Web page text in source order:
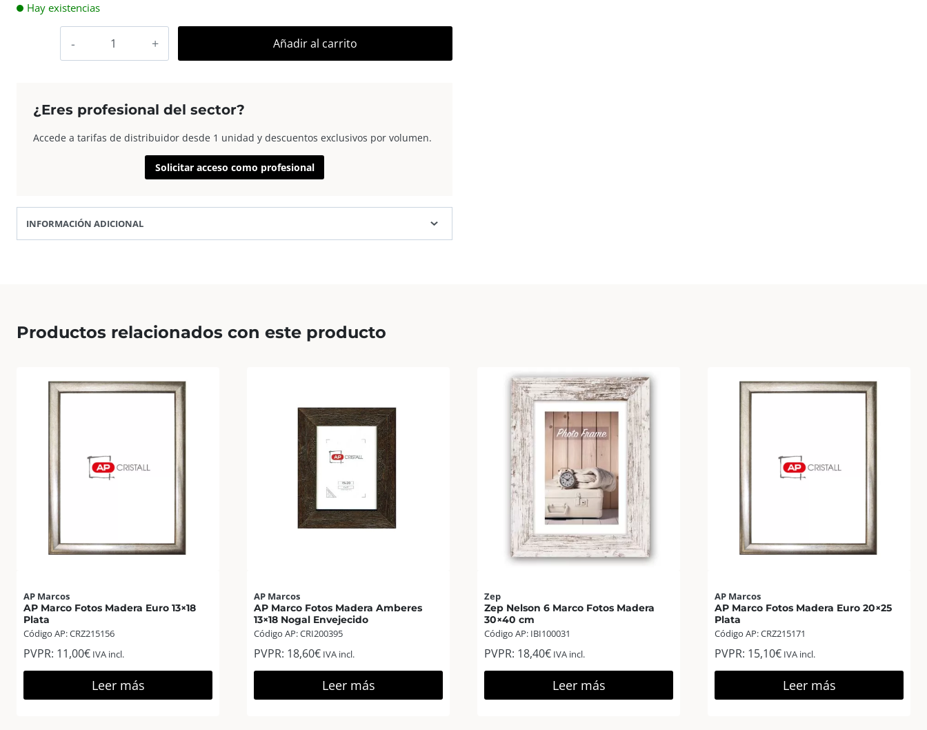
Hay existencias
Euro
III
50×70
Añadir al carrito
¿Eres profesional del sector?
Accede a tarifas de distribuidor desde 1 unidad y descuentos exclusivos por volumen.
Solicitar acceso como profesional
INFORMACIÓN ADICIONAL
Productos relacionados con este producto
AP Marcos
AP Marco Fotos Madera Euro 13×18
Plata
Código AP: CRZ215156
PVPR: 11,00€ IVA incl.
Leer más
AP Marcos
AP Marco Fotos Madera Amberes
13×18 Nogal Envejecido
Código AP: CRI200395
PVPR: 18,60€ IVA incl.
Leer más
Zep
Zep Nelson 6 Marco Fotos Madera
30×40 cm
Código AP: IBI100031
PVPR: 18,40€ IVA incl.
Leer más
AP Marcos
AP Marco Fotos Madera Euro 20×25
Plata
Código AP: CRZ215171
PVPR: 15,10€ IVA incl.
Leer más